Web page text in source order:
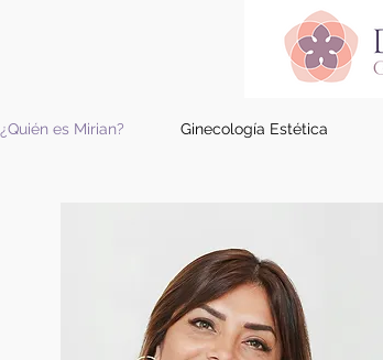
¿Quién es Mirian? Ginecología Estética